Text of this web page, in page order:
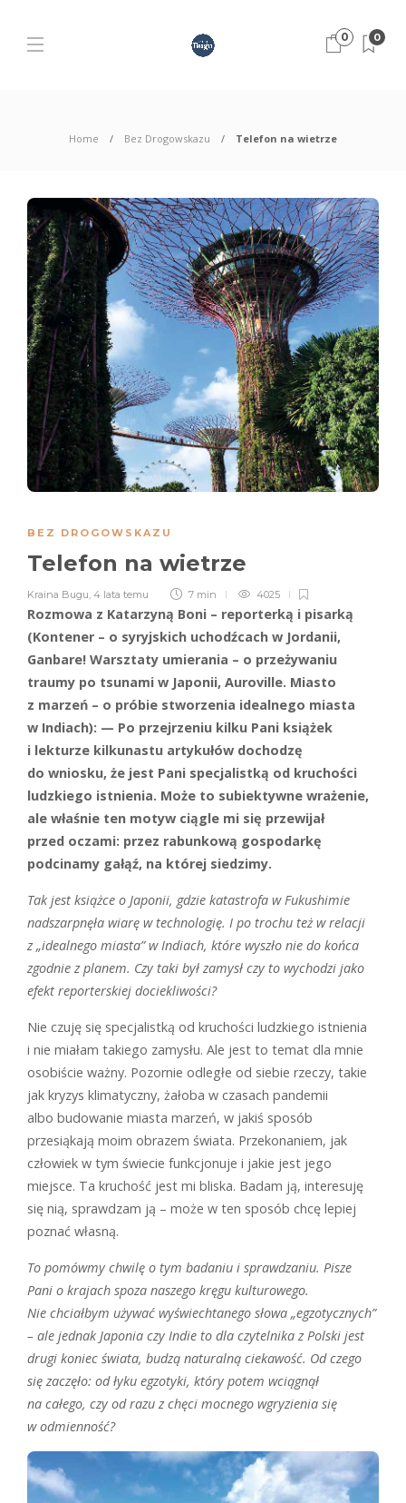
0 0
Home Bez Drogowskazu Telefon na wietrze
BEZ DROGOWSKAZU
Telefon na wietrze
Kraina Bugu 4 lata temu 7 min 4025
Rozmowa z Katarzyną Boni – reporterką i pisarką
(Kontener – o syryjskich uchodźcach w Jordanii,
Ganbare! Warsztaty umierania – o przeżywaniu
traumy po tsunami w Japonii, Auroville. Miasto
z marzeń – o próbie stworzenia idealnego miasta
w Indiach): — Po przejrzeniu kilku Pani książek
i lekturze kilkunastu artykułów dochodzę
do wniosku, że jest Pani specjalistką od kruchości
ludzkiego istnienia. Może to subiektywne wrażenie,
ale właśnie ten motyw ciągle mi się przewijał
przed oczami: przez rabunkową gospodarkę
podcinamy gałąź, na której siedzimy.
Tak jest książce o Japonii, gdzie katastrofa w Fukushimie
nadszarpnęła wiarę w technologię. I po trochu też w relacji
z „idealnego miasta” w Indiach, które wyszło nie do końca
zgodnie z planem. Czy taki był zamysł czy to wychodzi jako
efekt reporterskiej dociekliwości?
Nie czuję się specjalistką od kruchości ludzkiego istnienia
i nie miałam takiego zamysłu. Ale jest to temat dla mnie
osobiście ważny. Pozornie odległe od siebie rzeczy, takie
jak kryzys klimatyczny, żałoba w czasach pandemii
albo budowanie miasta marzeń, w jakiś sposób
przesiąkają moim obrazem świata. Przekonaniem, jak
człowiek w tym świecie funkcjonuje i jakie jest jego
miejsce. Ta kruchość jest mi bliska. Badam ją, interesuję
się nią, sprawdzam ją – może w ten sposób chcę lepiej
poznać własną.
To pomówmy chwilę o tym badaniu i sprawdzaniu. Pisze
Pani o krajach spoza naszego kręgu kulturowego.
Nie chciałbym używać wyświechtanego słowa „egzotycznych”
– ale jednak Japonia czy Indie to dla czytelnika z Polski jest
drugi koniec świata, budzą naturalną ciekawość. Od czego
się zaczęło: od łyku egzotyki, który potem wciągnął
na całego, czy od razu z chęci mocnego wgryzienia się
w odmienność?